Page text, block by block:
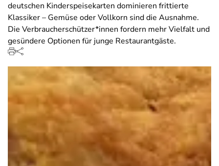
deutschen Kinderspeisekarten dominieren frittierte
Klassiker – Gemüse oder Vollkorn sind die Ausnahme.
Die Verbraucherschützer*innen fordern mehr Vielfalt und
gesündere Optionen für junge Restaurantgäste.